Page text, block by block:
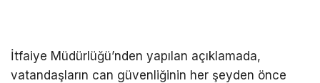
İtfaiye Müdürlüğü’nden yapılan açıklamada,
vatandaşların can güvenliğinin her şeyden önce